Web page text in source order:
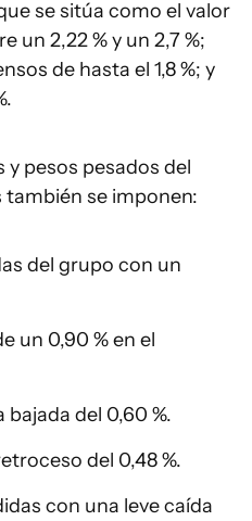
se sitúa como el valor
un 2,22 % y un 2,7 %;
de hasta el 1,8 %; y
y pesos pesados del
se imponen:
del grupo con un
un 0,90 % en el
bajada del 0,60 %.
del 0,48 %.
con una leve caída